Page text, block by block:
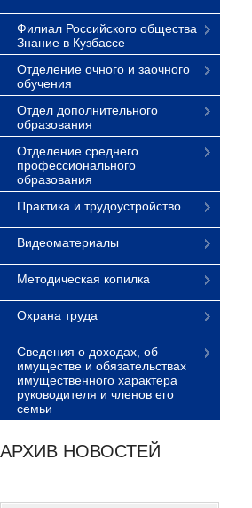
Филиал Российского общества
Знание в Кузбассе
Отделение очного и заочного
обучения
Отдел дополнительного
образования
Отделение среднего
профессионального
образования
Практика и трудоустройство
Видеоматериалы
Методическая копилка
Охрана труда
Сведения о доходах, об
имуществе и обязательствах
имущественного характера
руководителя и членов его
семьи
АРХИВ НОВОСТЕЙ